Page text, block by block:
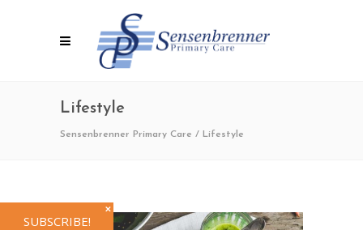
Lifestyle
Sensenbrenner Primary Care / Lifestyle
SUBSCRIBE!
✕